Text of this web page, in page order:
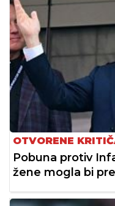
OTVORENE
Pobuna protiv
žene mogla bi